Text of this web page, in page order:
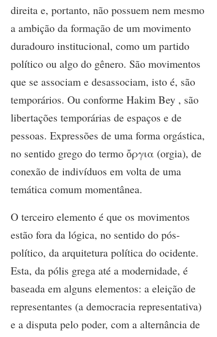
direita e, portanto, não possuem nem mesmo
a ambição da formação de um movimento
duradouro institucional, como um partido
político ou algo do gênero. São movimentos
que se associam e desassociam, isto é, são
temporários. Ou conforme Hakim Bey , são
libertações temporárias de espaços e de
pessoas. Expressões de uma forma orgástica,
no sentido grego do termo ὄργια (orgia), de
conexão de indivíduos em volta de uma
temática comum momentânea.
O terceiro elemento é que os movimentos
estão fora da lógica, no sentido do pós-
político, da arquitetura política do ocidente.
Esta, da pólis grega até a modernidade, é
baseada em alguns elementos: a eleição de
representantes (a democracia representativa)
e a disputa pelo poder, com a alternância de